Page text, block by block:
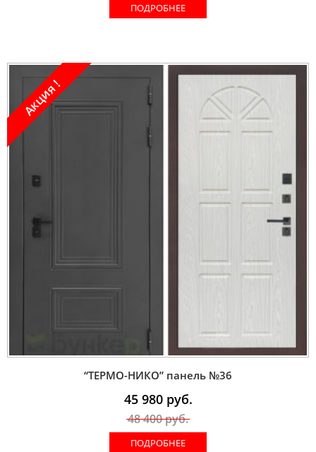
ПОДРОБНЕЕ
Акция !
“ТЕРМО-НИКО” панель №36
45 980руб.
48 400руб.
ПОДРОБНЕЕ